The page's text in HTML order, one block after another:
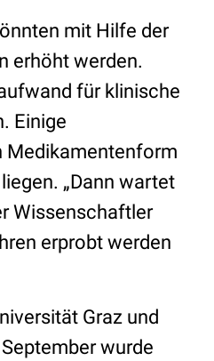
mit Hilfe der
erhöht werden.
für klinische
Einige
Medikamentenform
„Dann wartet
Wissenschaftler
erprobt werden
Graz und
wurde